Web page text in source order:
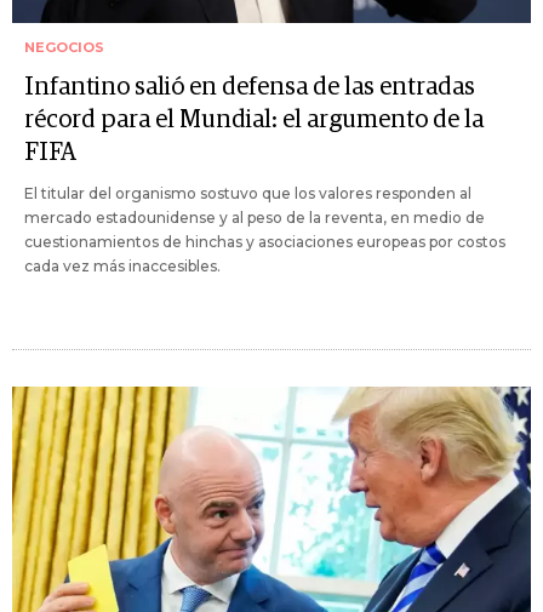
NEGOCIOS
Infantino salió en defensa de las entradas
récord para el Mundial: el argumento de la
FIFA
El titular del organismo sostuvo que los valores responden al
mercado estadounidense y al peso de la reventa, en medio de
cuestionamientos de hinchas y asociaciones europeas por costos
cada vez más inaccesibles.